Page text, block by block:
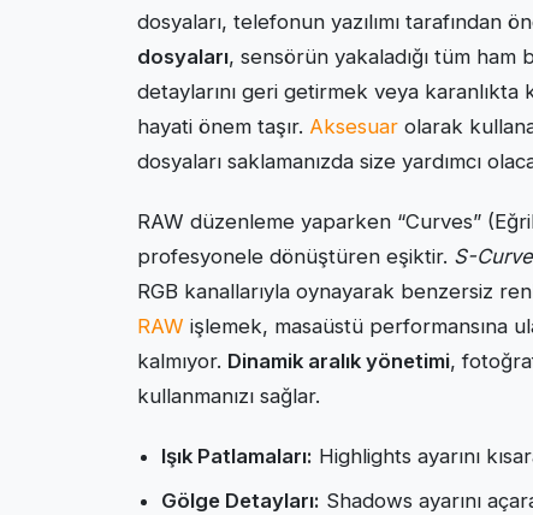
dosyaları, telefonun yazılımı tarafından
dosyaları, sensörün yakaladığı tüm
detaylarını geri getirmek veya
hayati önem taşır. Aksesuar olarak
dosyaları saklamanızda size yardımcı
RAW düzenleme yaparken “Curves”
profesyonele dönüştüren eşiktir. S-Curve
RGB kanallarıyla oynayarak benzersiz
RAW işlemek, masaüstü performansına
kalmıyor. Dinamik aralık yönetimi,
kullanmanızı sağlar.
Işık Patlamaları: Highlights ayarını
Gölge Detayları: Shadows ayarını